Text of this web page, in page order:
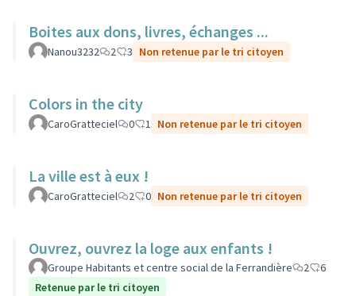
Boites aux dons, livres, échanges ...
Nanou3232 2 3 Non retenue par le tri citoyen
Colors in the city
CaroGratteciel 0 1 Non retenue par le tri citoyen
La ville est à eux !
CaroGratteciel 2 0 Non retenue par le tri citoyen
Ouvrez, ouvrez la loge aux enfants !
Groupe Habitants et centre social de la Ferrandière 2
6
Retenue par le tri citoyen